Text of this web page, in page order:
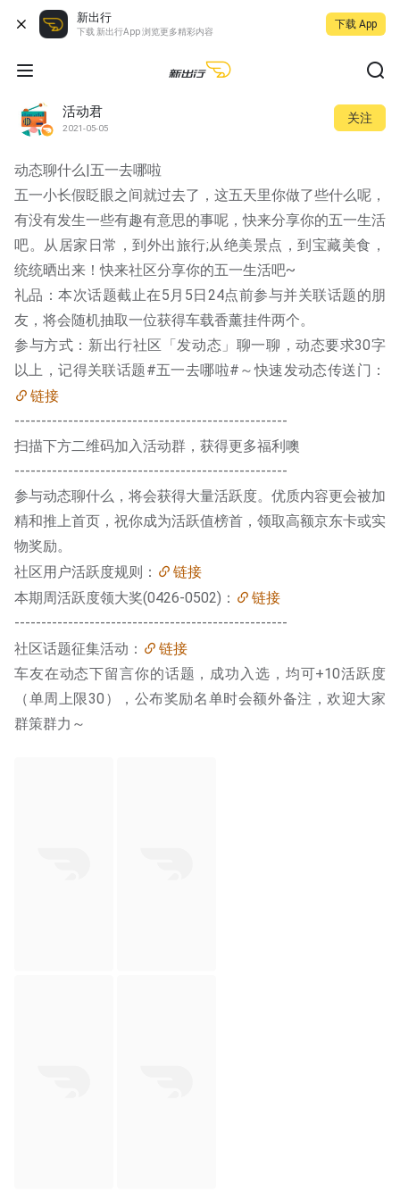
新出行
下载 新出行App 浏览更多精彩内容
下载 App
活动君
2021-05-05
关注
动态聊什么|五一去哪啦
五一小长假眨眼之间就过去了，这五天里你做了些什么呢，
有没有发生一些有趣有意思的事呢，快来分享你的五一生活
吧。从居家日常，到外出旅行;从绝美景点，到宝藏美食，
统统晒出来！快来社区分享你的五一生活吧~
礼品：本次话题截止在5月5日24点前参与并关联话题的朋
友，将会随机抽取一位获得车载香薰挂件两个。
参与方式：新出行社区「发动态」聊一聊，动态要求30字
以上，记得关联话题#五一去哪啦#～快速发动态传送门：
链接
---------------------------------------------------
扫描下方二维码加入活动群，获得更多福利噢
---------------------------------------------------
参与动态聊什么，将会获得大量活跃度。优质内容更会被加
精和推上首页，祝你成为活跃值榜首，领取高额京东卡或实
物奖励。
社区用户活跃度规则：
链接
本期周活跃度领大奖(0426-0502)：
链接
---------------------------------------------------
社区话题征集活动：
链接
车友在动态下留言你的话题，成功入选，均可+10活跃度
（单周上限30），公布奖励名单时会额外备注，欢迎大家
群策群力～